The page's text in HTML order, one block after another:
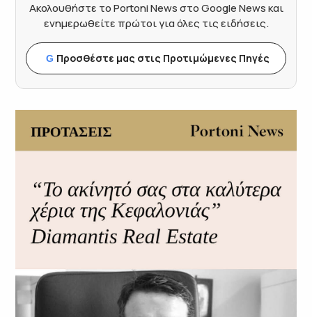
Ακολουθήστε το Portoni News στο Google News και
ενημερωθείτε πρώτοι για όλες τις ειδήσεις.
G Προσθέστε μας στις Προτιμώμενες Πηγές